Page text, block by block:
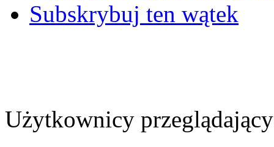
Subskrybuj ten wątek
Użytkownicy